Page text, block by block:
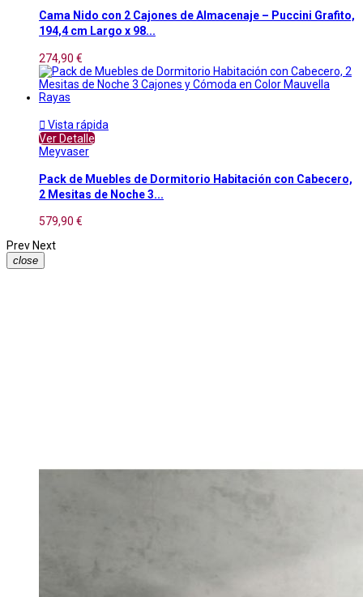
Cama Nido con 2 Cajones de Almacenaje – Puccini Grafito,
194,4 cm Largo x 98...
274,90 €
 Vista rápida
Ver Detalle
Meyvaser
Pack de Muebles de Dormitorio Habitación con Cabecero,
2 Mesitas de Noche 3...
579,90 €
Prev Next
close